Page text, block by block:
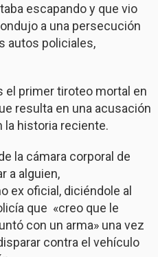
escapando y que vio
a una persecución
autos policiales,
el primer tiroteo mortal en
resulta en una acusación
la historia reciente.
la cámara corporal de
a alguien,
ex oficial, diciéndole al
que «creo que le
con un arma» una vez
contra el vehículo